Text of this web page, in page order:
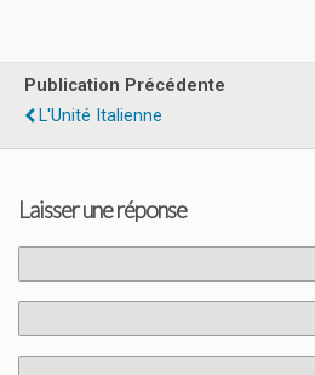
Publication Précédente
L'Unité Italienne
Laisser une réponse